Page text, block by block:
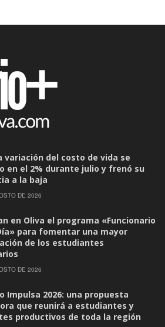
variación del costo de vida se
en el 2% durante julio y frenó su
a la baja
DE 2026
en Oliva el programa «Funcionario
para fomentar una mayor
de los estudiantes
DE 2026
Impulsa 2026: una propuesta
que reunirá a estudiantes y
productivos de toda la región